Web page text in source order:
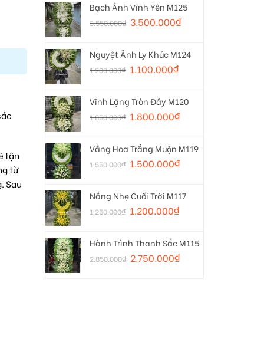
tận
từ
Sau
Bạch Ảnh Vĩnh Yên M125
3.550.000₫ 3.500.000₫
Nguyệt Ảnh Ly Khúc M124
1.200.000₫ 1.100.000₫
Vĩnh Lặng Tròn Đầy M120
1.850.000₫ 1.800.000₫
Vầng Hoa Trắng Muộn M119
1.550.000₫ 1.500.000₫
Nắng Nhẹ Cuối Trời M117
1.250.000₫ 1.200.000₫
Hành Trình Thanh Sắc M115
2.850.000₫ 2.750.000₫